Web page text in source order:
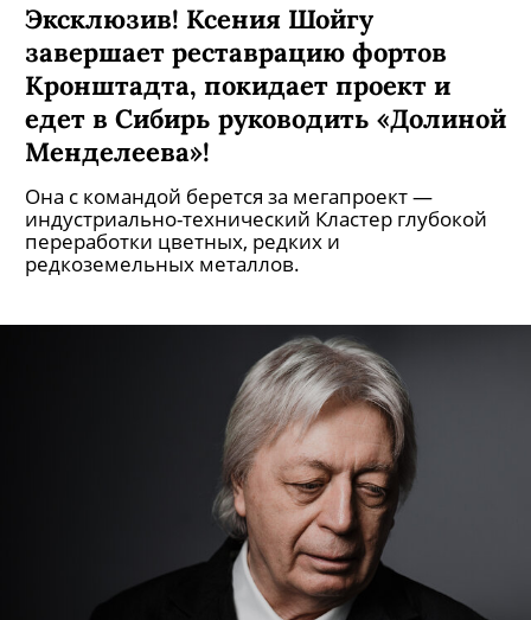
Эксклюзив! Ксения Шойгу
завершает реставрацию фортов
Кронштадта, покидает проект и
едет в Сибирь руководить «Долиной
Менделеева»!
Она с командой берется за мегапроект —
индустриально-технический Кластер глубокой
переработки цветных, редких и
редкоземельных металлов.